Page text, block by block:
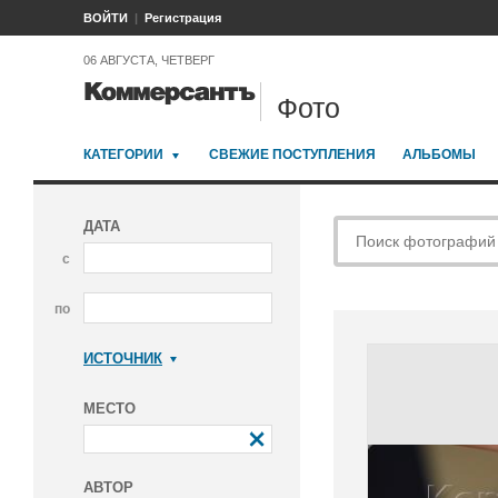
ВОЙТИ Регистрация
06 АВГУСТА, ЧЕТВЕРГ
Фото
КАТЕГОРИИ СВЕЖИЕ ПОСТУПЛЕНИЯ АЛЬБОМЫ
ДАТА
с
по
ИСТОЧНИК
МЕСТО
АВТОР